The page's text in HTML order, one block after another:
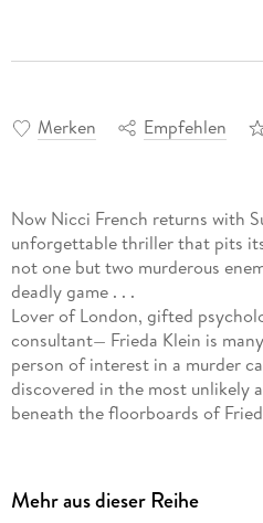
Merken Empfehlen
Now Nicci French returns with
unforgettable thriller that pits
not one but two murderous
deadly game . . .
Lover of London, gifted
consultant— Frieda Klein is
person of interest in a murder
discovered in the most unlikely
beneath the floorboards of
And it seems he’ s inspired a
Mehr aus dieser Reihe